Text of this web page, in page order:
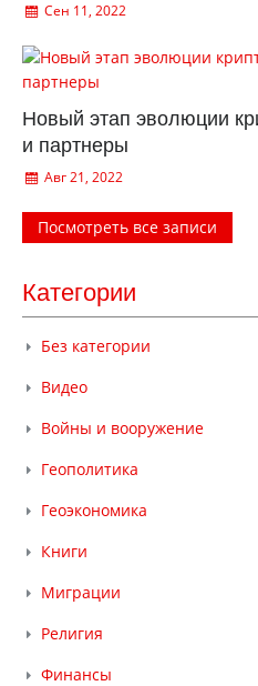
Сен 11, 2022
Новый этап эволюции
и партнеры
Авг 21, 2022
Посмотреть все записи
Категории
Без категории
Видео
Войны и вооружение
Геополитика
Геоэкономика
Книги
Миграции
Религия
Финансы